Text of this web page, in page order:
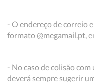
- O endereço de correio
formato @megamail.pt,
- No caso de colisão
deverá sempre sugerir